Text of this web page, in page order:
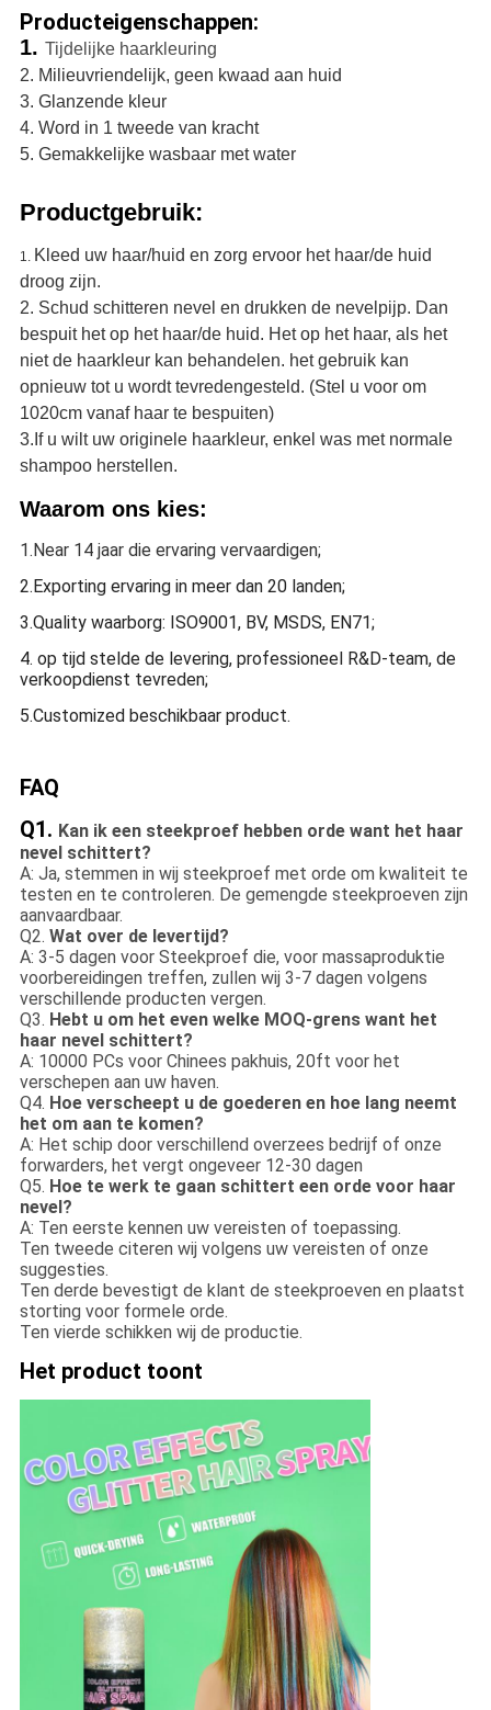
Producteigenschappen:
1. Tijdelijke haarkleuring
2. Milieuvriendelijk, geen kwaad aan huid
3. Glanzende kleur
4. Word in 1 tweede van kracht
5. Gemakkelijke wasbaar met water
Productgebruik:
1. Kleed uw haar/huid en zorg ervoor het haar/de huid
droog zijn.
2. Schud schitteren nevel en drukken de nevelpijp. Dan
bespuit het op het haar/de huid. Het op het haar, als het
niet de haarkleur kan behandelen. het gebruik kan
opnieuw tot u wordt tevredengesteld. (Stel u voor om
1020cm vanaf haar te bespuiten)
3.If u wilt uw originele haarkleur, enkel was met normale
shampoo herstellen.
Waarom ons kies:
1.Near 14 jaar die ervaring vervaardigen;
2.Exporting ervaring in meer dan 20 landen;
3.Quality waarborg: ISO9001, BV, MSDS, EN71;
4. op tijd stelde de levering, professioneel R&D-team, de
verkoopdienst tevreden;
5.Customized beschikbaar product.
FAQ
Q1. Kan ik een steekproef hebben orde want het haar
nevel schittert?
A: Ja, stemmen in wij steekproef met orde om kwaliteit te
testen en te controleren. De gemengde steekproeven zijn
aanvaardbaar.
Q2. Wat over de levertijd?
A: 3-5 dagen voor Steekproef die, voor massaproduktie
voorbereidingen treffen, zullen wij 3-7 dagen volgens
verschillende producten vergen.
Q3. Hebt u om het even welke MOQ-grens want het
haar nevel schittert?
A: 10000 PCs voor Chinees pakhuis, 20ft voor het
verschepen aan uw haven.
Q4. Hoe verscheept u de goederen en hoe lang neemt
het om aan te komen?
A: Het schip door verschillend overzees bedrijf of onze
forwarders, het vergt ongeveer 12-30 dagen
Q5. Hoe te werk te gaan schittert een orde voor haar
nevel?
A: Ten eerste kennen uw vereisten of toepassing.
Ten tweede citeren wij volgens uw vereisten of onze
suggesties.
Ten derde bevestigt de klant de steekproeven en plaatst
storting voor formele orde.
Ten vierde schikken wij de productie.
Het product toont